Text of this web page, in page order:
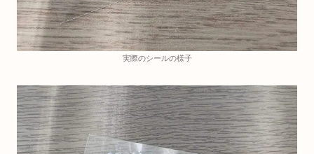
実際のシールの様子